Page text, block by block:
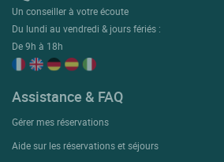
Un conseiller à votre écoute
Du lundi au vendredi & jours fériés :
De 9h à 18h
Assistance & FAQ
Gérer mes réservations
Aide sur les réservations et séjours